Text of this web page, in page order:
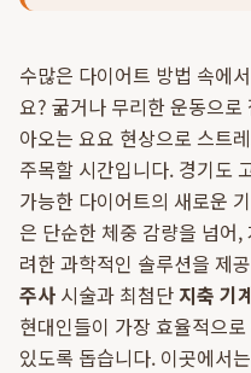
수많은 다이어트 방법 속에
요? 굶거나 무리한 운동으
아오는 요요 현상으로 스트
주목할 시간입니다. 경기도
가능한 다이어트의 새로운
은 단순한 체중 감량을 넘어
려한 과학적인 솔루션을 제
주사 시술과 최첨단 지축 기
현대인들이 가장 효율적으
있도록 돕습니다. 이곳에서